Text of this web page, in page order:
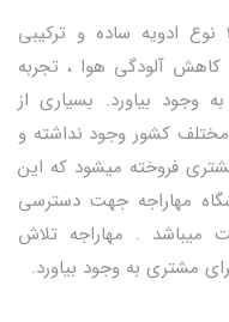
فروشگاه مهاراجه با تنوع بیش از 300 نوع ادویه ساده و ترکیبی
آلودگی هوا ، تجربه
وجود بیاورد. بسیاری از
کشور وجود نداشته و
فروخته میشود که این
مهاراجه جهت دسترسی
میباشد . مهاراجه تلاش
مشتری به وجود بیاورد.